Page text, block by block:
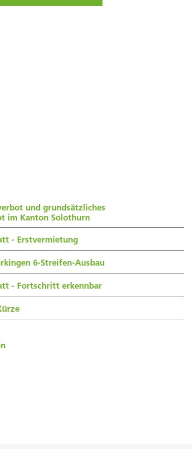
und grundsätzliches
im Kanton Solothurn
- Erstvermietung
6-Streifen-Ausbau
- Fortschritt erkennbar